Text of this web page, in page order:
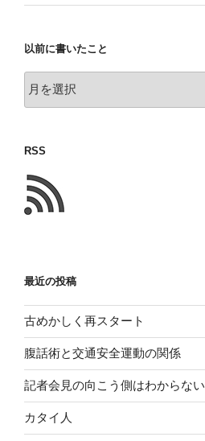
以前に書いたこと
前
い
た
こ
と
RSS
最近の投稿
古めかしく再スタート
腹話術と交通安全運動の関係
記者会見の向こう側はわからない
カタイ人